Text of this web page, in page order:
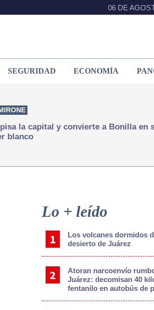
06 DE
SEGURIDAD ECONOMÍA
la capital y convierte a Bonilla en
blanco
Sidebar
Lo + leído
Los volcanes dormidos
desierto de Juárez
Atoran narcoenvío
Juárez: decomisan 40
fentanilo en autobús de